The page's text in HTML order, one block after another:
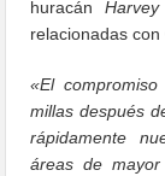
huracán Harvey
relacionadas con
«El
millas después
rápidamente
áreas de mayor